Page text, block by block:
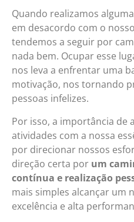
Quando realizamos
em desacordo com o
tendemos a seguir por
nada bem. Ocupar esse
nos leva a enfrentar uma
motivação, nos tornando
pessoas infelizes.
Por isso, a importância de
atividades com a nossa
por direcionar nossos
direção certa por um
contínua e realização
mais simples alcançar um
excelência e alta